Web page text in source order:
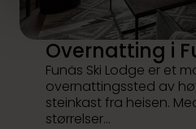
Overnatting i
Funäs Ski Lodge er et
overnattingssted av
steinkast fra heisen.
størrelser...